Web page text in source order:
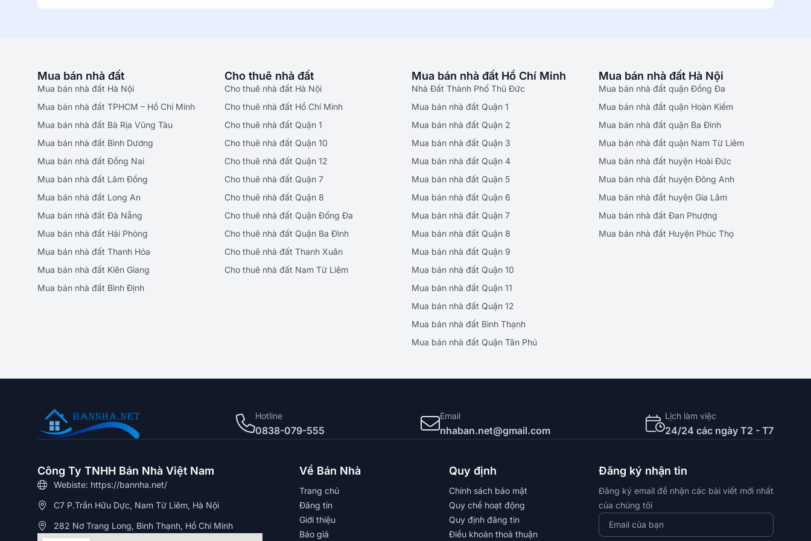
Mua bán nhà đất
Mua bán nhà đất Hà Nội
Mua bán nhà đất TPHCM – Hồ Chí Minh
Mua bán nhà đất Bà Rịa Vũng Tàu
Mua bán nhà đất Bình Dương
Mua bán nhà đất Đồng Nai
Mua bán nhà đất Lâm Đồng
Mua bán nhà đất Long An
Mua bán nhà đất Đà Nẵng
Mua bán nhà đất Hải Phòng
Mua bán nhà đất Thanh Hóa
Mua bán nhà đất Kiên Giang
Mua bán nhà đất Bình Định
Cho thuê nhà đất
Cho thuê nhà đất Hà Nội
Cho thuê nhà đất Hồ Chí Minh
Cho thuê nhà đất Quận 1
Cho thuê nhà đất Quận 10
Cho thuê nhà đất Quận 12
Cho thuê nhà đất Quận 7
Cho thuê nhà đất Quận 8
Cho thuê nhà đất Quận Đống Đa
Cho thuê nhà đất Quận Ba Đình
Cho thuê nhà đất Thanh Xuân
Cho thuê nhà đất Nam Từ Liêm
Mua bán nhà đất Hồ Chí Minh
Nhà Đất Thành Phố Thủ Đức
Mua bán nhà đất Quận 1
Mua bán nhà đất Quận 2
Mua bán nhà đất Quận 3
Mua bán nhà đất Quận 4
Mua bán nhà đất Quận 5
Mua bán nhà đất Quận 6
Mua bán nhà đất Quận 7
Mua bán nhà đất Quận 8
Mua bán nhà đất Quận 9
Mua bán nhà đất Quận 10
Mua bán nhà đất Quận 11
Mua bán nhà đất Quận 12
Mua bán nhà đất Bình Thạnh
Mua bán nhà đất Quận Tân Phú
Mua bán nhà đất Hà Nội
Mua bán nhà đất quận Đống Đa
Mua bán nhà đất quận Hoàn Kiếm
Mua bán nhà đất quận Ba Đình
Mua bán nhà đất quận Nam Từ Liêm
Mua bán nhà đất huyện Hoài Đức
Mua bán nhà đất huyện Đông Anh
Mua bán nhà đất huyện Gia Lâm
Mua bán nhà đất Đan Phượng
Mua bán nhà đất Huyện Phúc Thọ
Hotline
0838-079-555
Email
nhaban.net@gmail.com
Lịch làm việc
24/24 các ngày T2 - T7
Công Ty TNHH Bán Nhà Việt Nam
Webiste: https://bannha.net/
C7 P.Trần Hữu Dực, Nam Từ Liêm, Hà Nội
282 Nơ Trang Long, Bình Thạnh, Hồ Chí Minh
Về Bán Nhà
Trang chủ
Đăng tin
Giới thiệu
Báo giá
Quy định
Chính sách bảo mật
Quy chế hoạt động
Quy định đăng tin
Điều khoản thoả thuận
Đăng ký nhận tin
Đăng ký email để nhận các bài viết mới nhất
của chúng tôi